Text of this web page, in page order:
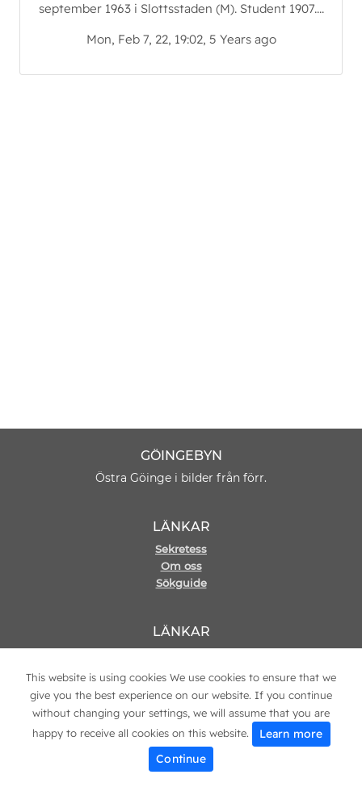
september 1963 i Slottsstaden (M). Student 1907....
Mon, Feb 7, 22, 19:02, 5 Years ago
GÖINGEBYN
Östra Göinge i bilder från förr.
LÄNKAR
Sekretess
Om oss
Sökguide
LÄNKAR
Kontakt
© 2021 Copyright Göingebyn
This website is using cookies We use cookies to ensure that we
give you the best experience on our website. If you continue
without changing your settings, we will assume that you are
happy to receive all cookies on this website.
Learn more
Continue